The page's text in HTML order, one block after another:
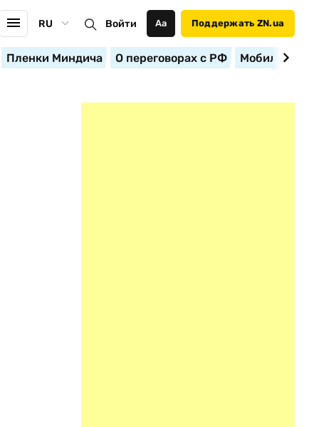
RU Войти Аа Поддержать ZN.ua
Пленки Миндича О переговорах с РФ